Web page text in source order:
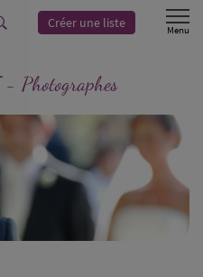
Créer une liste
Photographes